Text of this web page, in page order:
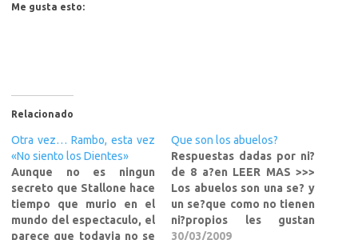
Me gusta esto:
Relacionado
Otra vez… Rambo, esta vez
«No siento los Dientes»
Aunque no es ningun
secreto que Stallone hace
tiempo que murio en el
mundo del espectaculo, el
parece que todavia no se
Que son los abuelos?
Respuestas dadas por ni?
de 8 a?en LEER MAS >>>
Los abuelos son una se? y
un se?que como no tienen
ni?propios les gustan
mucho los de los dem? Un
30/03/2009